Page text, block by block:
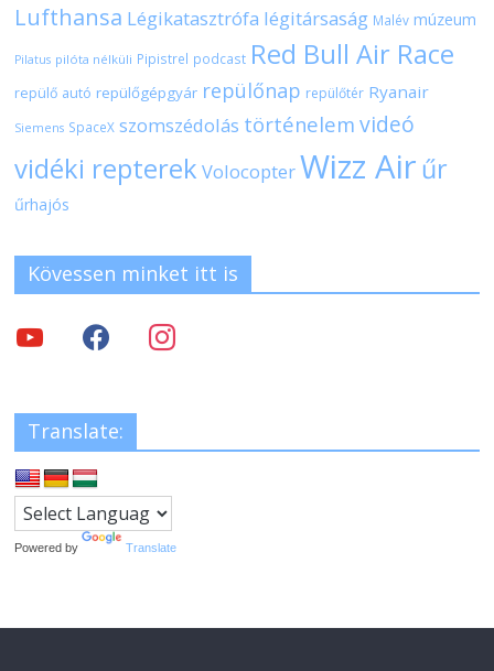
Lufthansa Légikatasztrófa légitársaság Malév múzeum
Pilatus pilóta nélküli Pipistrel podcast Red Bull Air Race
repülő autó repülőgépgyár repülőnap repülőtér Ryanair
Siemens SpaceX szomszédolás történelem videó
vidéki repterek VolocopterWizz Air űr
űrhajós
Kövessen minket itt is
Translate:
Powered by Translate